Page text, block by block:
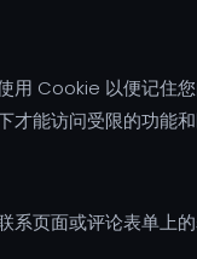
用 Cookie 以便记住
才能访问受限的功能和
系页面或评论表单上